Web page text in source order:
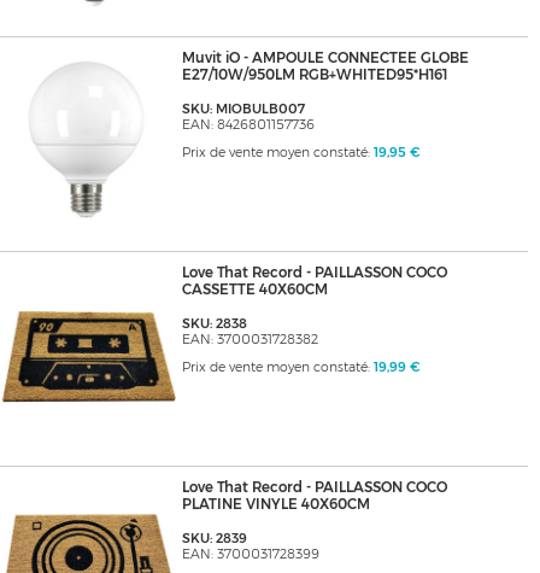
Muvit iO - AMPOULE CONNECTEE GLOBE
E27/10W/950LM RGB+WHITED95*H161
SKU: MIOBULB007
EAN: 8426801157736
Prix de vente moyen constaté: 19,95 €
Love That Record - PAILLASSON COCO
CASSETTE 40X60CM
SKU: 2838
EAN: 3700031728382
Prix de vente moyen constaté: 19,99 €
Love That Record - PAILLASSON COCO
PLATINE VINYLE 40X60CM
SKU: 2839
EAN: 3700031728399